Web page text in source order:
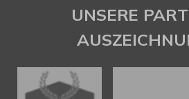
SAW Immobilien
UNSERE